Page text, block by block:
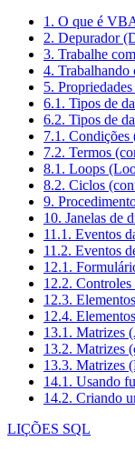
1. O que é
2. Depurador
3. Trabalhe
4. Trabalhando
5.
6.1. Tipos de
6.2. Tipos de
7.1.
7.2. Termos
8.1. Loops
8.2. Ciclos
9.
10. Janelas de
11.1. Eventos
11.2. Eventos
12.1.
12.2.
12.3.
12.4.
13.1. Matrizes
13.2. Matrizes
13.3. Matrizes
14.1. Usando
14.2. Criando
LIÇÕES SQL